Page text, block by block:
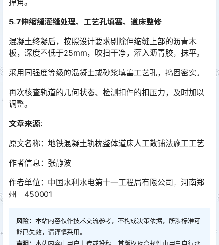
5.7伸缩缝灌缝处理、工艺孔填塞、道床整修
混凝土终凝后，按照设计要求剔除伸缩缝上部的沥青木
板，深度不低于25mm，吹扫干净，灌入沥青胶，抹平。
采用同强度等级的混凝土或砂浆填塞工艺孔，捣固密实。
再次核查轨道的几何状态、检测扣件的扣压力，及时加以
调整。
文章来源:
原文名称：地铁混凝土轨枕整体道床人工散铺法施工工艺
作者信息：张静波
作者单位：中国水利水电第十一工程局有限公司，河南郑
州 450001
风险： 本站内容仅作技术交流参考，不构成决策依据，所涉标准可
能已失效，请谨慎采用。
声明： 本站内容由用户上传或投稿，其版权及合规性由用户自行承